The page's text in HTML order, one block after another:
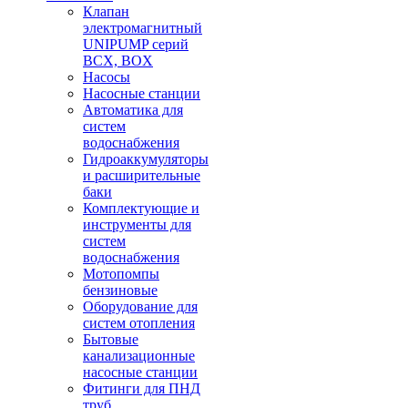
Клапан
электромагнитный
UNIPUMP серий
BCX, BOX
Насосы
Насосные станции
Автоматика для
систем
водоснабжения
Гидроаккумуляторы
и расширительные
баки
Комплектующие и
инструменты для
систем
водоснабжения
Мотопомпы
бензиновые
Оборудование для
систем отопления
Бытовые
канализационные
насосные станции
Фитинги для ПНД
труб